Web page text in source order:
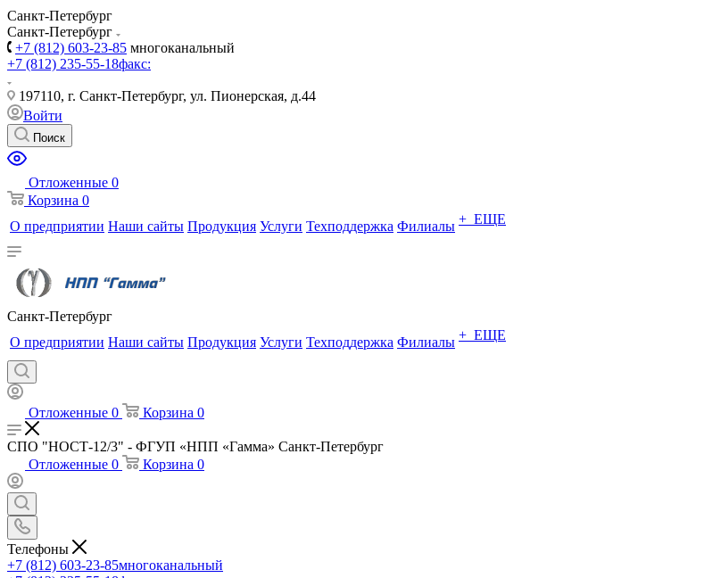
Санкт-Петербург
Санкт-Петербург
+7 (812) 603-23-85 многоканальный
+7 (812) 235-55-18факс:
197110, г. Санкт-Петербург, ул. Пионерская, д.44
Войти
Поиск
Отложенные 0
Корзина 0
О предприятии Наши сайты Продукция Услуги Техподдержка Филиалы + ЕЩЕ
Санкт-Петербург
О предприятии Наши сайты Продукция Услуги Техподдержка Филиалы + ЕЩЕ
Отложенные 0 Корзина 0
СПО "НОСТ-12/3" - ФГУП «НПП «Гамма» Санкт-Петербург
Отложенные 0 Корзина 0
Телефоны
+7 (812) 603-23-85многоканальный